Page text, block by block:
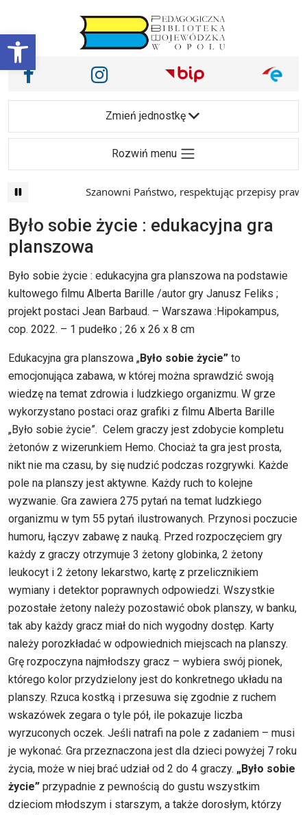
Otwórz pasek narzędzi
Main Navigation
Nasze media społecznościowe i inne
Facebook Instagram
Zmień jednostkę
Rozwiń menu
Szanowni Państwo, respektując przepisy prawa
Było sobie życie : edukacyjna gra
planszowa
Było sobie życie : edukacyjna gra planszowa na podstawie
kultowego filmu Alberta Barille /autor gry Janusz Feliks ;
projekt postaci Jean Barbaud. – Warszawa :Hipokampus,
cop. 2022. – 1 pudełko ; 26 x 26 x 8 cm
Edukacyjna gra planszowa „Było sobie życie” to
emocjonująca zabawa, w której można sprawdzić swoją
wiedzę na temat zdrowia i ludzkiego organizmu. W grze
wykorzystano postaci oraz grafiki z filmu Alberta Barille
„Było sobie życie”. Celem graczy jest zdobycie kompletu
żetonów z wizerunkiem Hemo. Chociaż ta gra jest prosta,
nikt nie ma czasu, by się nudzić podczas rozgrywki. Każde
pole na planszy jest aktywne. Każdy ruch to kolejne
wyzwanie. Gra zawiera 275 pytań na temat ludzkiego
organizmu w tym 55 pytań ilustrowanych. Przynosi poczucie
humoru, łączyv zabawę z nauką. Przed rozpoczęciem gry
każdy z graczy otrzymuje 3 żetony globinka, 2 żetony
leukocyt i 2 żetony lekarstwo, kartę z przelicznikiem
wymiany i detektor poprawnych odpowiedzi. Wszystkie
pozostałe żetony należy pozostawić obok planszy, w banku,
tak aby każdy gracz miał do nich wygodny dostęp. Karty
należy porozkładać w odpowiednich miejscach na planszy.
Grę rozpoczyna najmłodszy gracz – wybiera swój pionek,
którego kolor przydzielony jest do konkretnego układu na
planszy. Rzuca kostką i przesuwa się zgodnie z ruchem
wskazówek zegara o tyle pół, ile pokazuje liczba
wyrzuconych oczek. Jeśli natrafi na pole z zadaniem – musi
je wykonać. Gra przeznaczona jest dla dzieci powyżej 7 roku
życia, może w niej brać udział od 2 do 4 graczy. „Było sobie
życie” przypadnie z pewnością do gustu wszystkim
dzieciom młodszym i starszym, a także dorosłym, którzy